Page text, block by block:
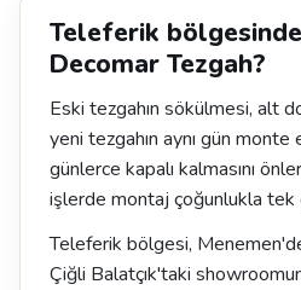
Teleferik
Decomar Tezgah?
Eski tezgahın sökülmesi, alt
yeni tezgahın aynı gün monte
günlerce kapalı kalmasını
işlerde montaj çoğunlukla tek
Teleferik bölgesi,
Çiğli Balatçık'taki